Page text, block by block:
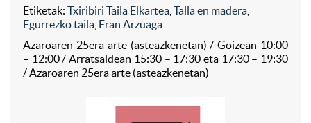
Etiketak: Txiribiri Taila Elkartea Talla en madera
Egurrezko taila Fran Arzuaga
Azaroaren 25era arte (asteazkenetan) / Goizean 10:00
– 12:00 / Arratsaldean 15:30 – 17:30 eta 17:30 – 19:30
/ Azaroaren 25era arte (asteazkenetan)